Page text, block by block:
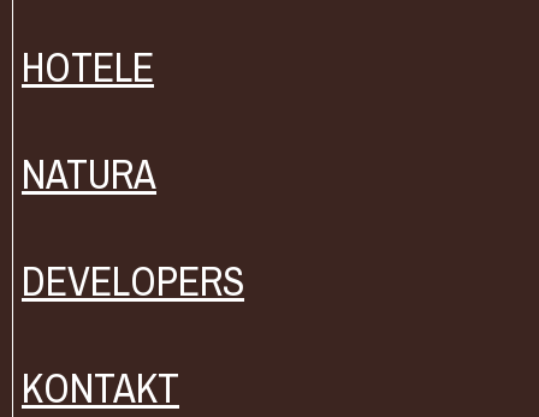
HOTELE
NATURA
DEVELOPERS
KONTAKT